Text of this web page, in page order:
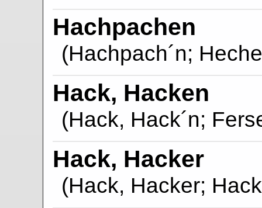
Hachpachen
(Hachpach´n;
Hack, Hacken
(Hack, Hack´n;
Hack, Hacker
(Hack, Hacker;